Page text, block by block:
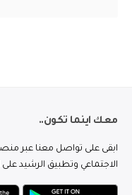
معك اينما تكون..
ابقى على تواصل معنا عبر
الاجتماعي وتطبيق الرشيد على